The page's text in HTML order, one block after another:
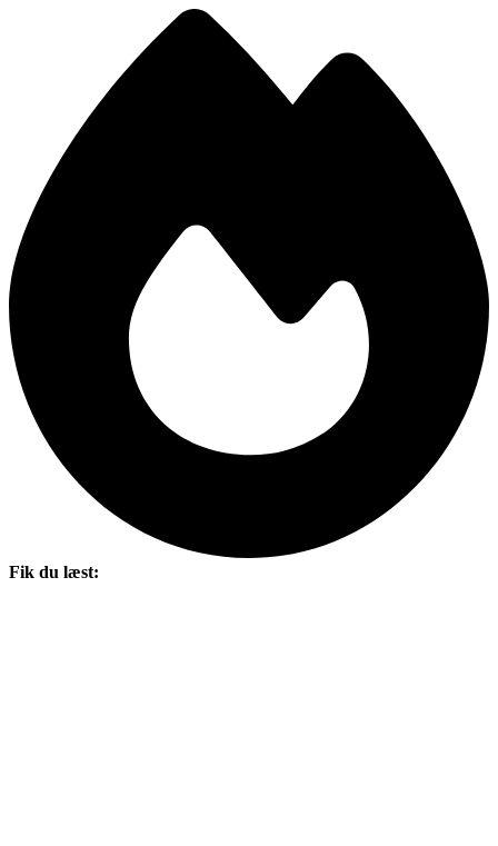
Fik du læst: